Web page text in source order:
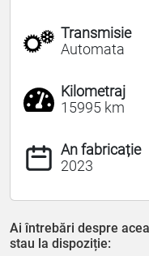
Transmisie
Automata
Kilometraj
15995 km
An fabricație
2023
Ai întrebări despre
stau la dispoziție: